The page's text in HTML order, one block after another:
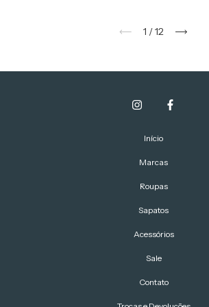
1 /12
Início
Marcas
Roupas
Sapatos
Acessórios
Sale
Contato